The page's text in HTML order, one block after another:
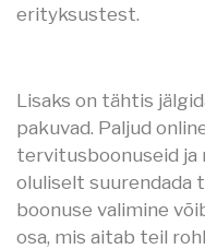
erityksustest.
Lisaks on tähtis
pakuvad. Paljud
tervitusboonuseid ja
oluliselt suurendada
boonuse valimine
osa, mis aitab teil